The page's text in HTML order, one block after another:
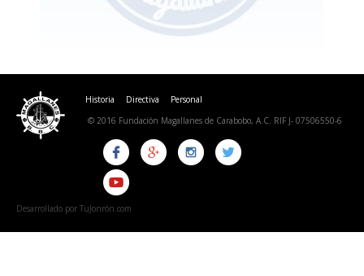
Historia Directiva
Personal
© 2016 Fundación Magallanes de Carabobo, A.C. RIF J- 07506550-6
Desarrollado por TuJonrón.com